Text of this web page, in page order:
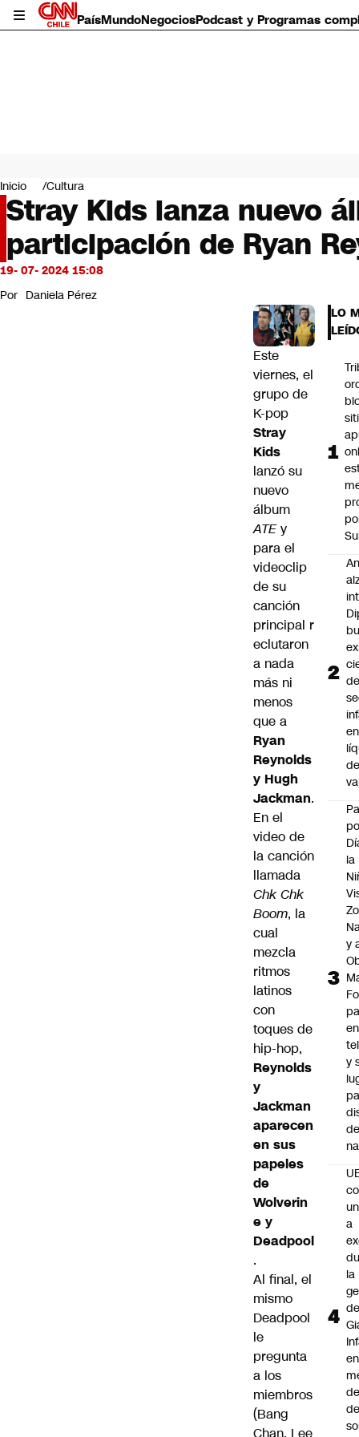
PaísMundoNegociosPodcast y Programas
Mundo
Negocios
Deportes
Programas completos
Cultura
Servicios
Bits
CNN Data
Inicio Cultura
Stray Kids lanza nuevo
participación de Ryan
19- 07- 2024 15:08
Por Daniela Pérez
Este
viernes, el
grupo de
K-pop
Stray
Kids
lanzó su
nuevo
álbum
ATEy
para el
videoclip
de su
canción
principal r
eclutaron
a nada
más ni
menos
que a
Ryan
Reynolds
y Hugh
Jackman.
En el
video de
la canción
llamada
Chk Chk
Boom, la
cual
mezcla
ritmos
latinos
con
toques de
hip-hop,
Reynolds
y
Jackman
aparecen
en sus
papeles
de
Wolverin
e y
Deadpool
.
Al final, el
mismo
Deadpool
le
pregunta
a los
miembros
(Bang
Chan, Lee
LO
de
en
de
la
y
en
y
a
la
de
en
de